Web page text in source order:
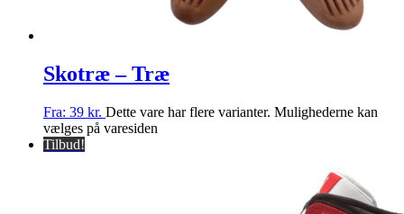
Skotræ – Træ
Fra: 39 kr. Dette vare har flere varianter. Mulighederne kan
vælges på varesiden
Tilbud!